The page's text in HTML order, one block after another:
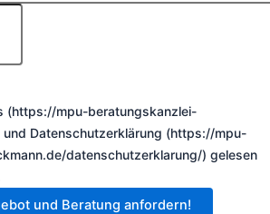
(https://mpu-beratungskanzlei-
und Datenschutzerklärung (https://mpu-
datenschutzerklarung/) gelesen
und Beratung anfordern!